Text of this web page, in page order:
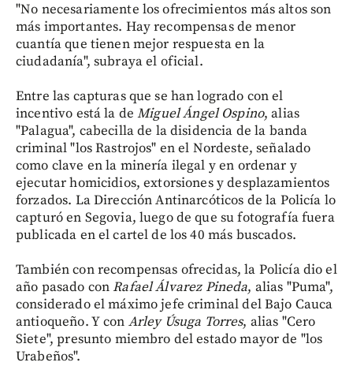
"No necesariamente los ofrecimientos más altos son
más importantes. Hay recompensas de menor
cuantía que tienen mejor respuesta en la
ciudadanía", subraya el oficial.
Entre las capturas que se han logrado con el
incentivo está la deMiguel Ángel Ospino, alias
"Palagua", cabecilla de la disidencia de la banda
criminal "los Rastrojos" en el Nordeste, señalado
como clave en la minería ilegal y en ordenar y
ejecutar homicidios, extorsiones y desplazamientos
forzados. La Dirección Antinarcóticos de la Policía lo
capturó en Segovia, luego de que su fotografía fuera
publicada en el cartel de los 40 más buscados.
También con recompensas ofrecidas, la Policía dio el
año pasado conRafael Álvarez Pineda, alias "Puma",
considerado el máximo jefe criminal del Bajo Cauca
antioqueño. Y con Arley Úsuga Torres, alias "Cero
Siete", presunto miembro del estado mayor de "los
Urabeños".